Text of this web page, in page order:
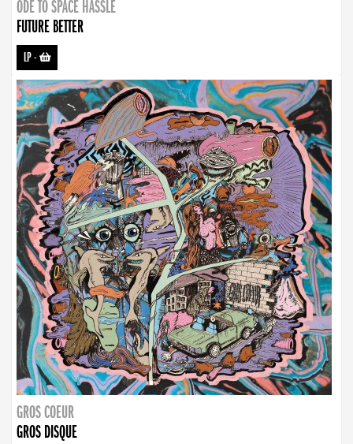
ODE TO SPACE HASSLE
FUTURE BETTER
LP-
GROS COEUR
GROS DISQUE